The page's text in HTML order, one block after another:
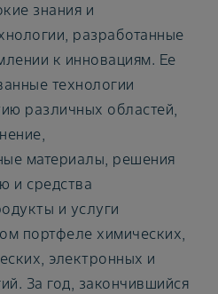
знания и
разработанные
к инновациям. Ее
технологии
различных областей,
материалы, решения
и средства
и услуги
портфеле химических,
электронных и
За год, закончившийся